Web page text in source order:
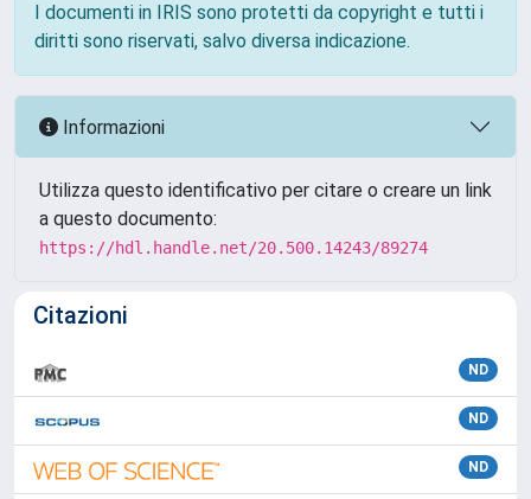
I documenti in IRIS sono protetti da copyright e tutti i
diritti sono riservati, salvo diversa indicazione.
Informazioni
Utilizza questo identificativo per citare o creare un link
a questo documento:
https://hdl.handle.net/20.500.14243/89274
Citazioni
ND
ND
ND